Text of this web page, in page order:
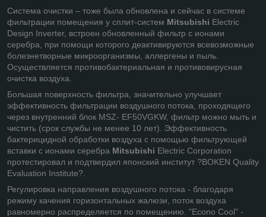
Система очистки – тоже была обновлена и сейчас в системе
фильтрации помещения у сплит-систем Mitsubishi Electric
Design Inverter, встроен обновленный фильтр с ионами
серебра, при помощи которого деактивируются всевозможные
болезнетворные микроорганизмы, аллергены и пыль.
Осуществляется противобактериальная и противовирусная
очистка воздуха.
Большая поверхность фильтра, значительно улучшает
эффективность фильтрации воздушного потока, проходящего
через внутренний блок MSZ- EF50VGKW, фильтр можно мыть и
чистить (срок службы не менее 10 лет). Эффективность
бактерицидной обработки воздуха с помощью фильтрующей
вставки с ионами серебра Mitsubishi Electric Corporation
протестировал и подтвердил японский институт ?BOKEN Quality
Evaluation Institute?.
Регулировка направления воздушного потока - благодаря
режиму качения горизонтальных жалюзи, поток воздуха
равномерно распределяется по помещению. "Econo Cool" -